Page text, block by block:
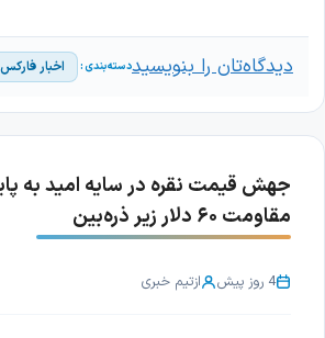
اخبار فارکس دیدگاه‌تان را بنویسید
جهش قیمت نقره در سایه امید به
مقاومت ۶۰ دلار زیر ذره‌بین
4 روز پیش ازتیم خبری